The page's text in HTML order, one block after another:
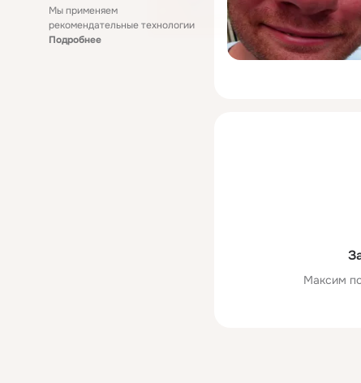
Мы применяем
рекомендательные технологии
Подробнее
Максим